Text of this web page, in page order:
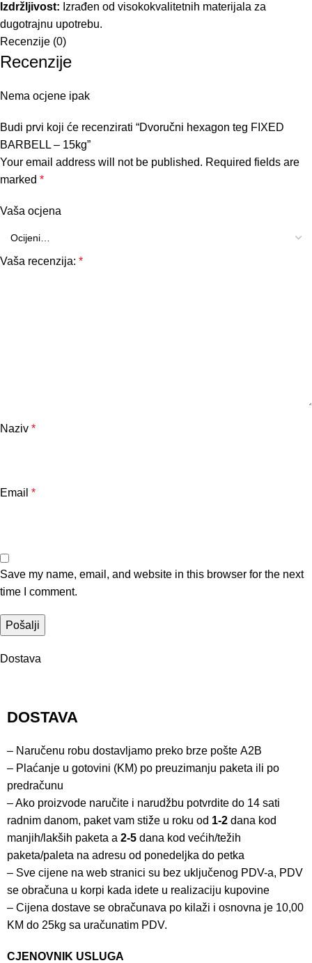
Izdržljivost: Izrađen od visokokvalitetnih materijala za
dugotrajnu upotrebu.
Recenzije (0)
Recenzije
Nema ocjene ipak
Budi prvi koji će recenzirati “Dvoručni hexagon teg FIXED
BARBELL – 15kg”
Your email address will not be published. Required fields are
marked *
Vaša ocjena
Vaša recenzija: *
Naziv *
Email *
Save my name, email, and website in this browser for the next
time I comment.
Dostava
DOSTAVA
– Naručenu robu dostavljamo preko brze pošte A2B
– Plaćanje u gotovini (KM) po preuzimanju paketa ili po
predračunu
– Ako proizvode naručite i narudžbu potvrdite do 14 sati
radnim danom, paket vam stiže u roku od 1-2 dana kod
manjih/lakših paketa a 2-5 dana kod većih/težih
paketa/paleta na adresu od ponedeljka do petka
– Sve cijene na web stranici su bez uključenog PDV-a, PDV
se obračuna u korpi kada idete u realizaciju kupovine
– Cijena dostave se obračunava po kilaži i osnovna je 10,00
KM do 25kg sa uračunatim PDV.
CJENOVNIK USLUGA